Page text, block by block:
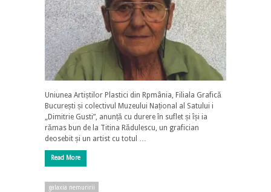
Uniunea Artiștilor Plastici din Rpmânia, Filiala Grafică
București și colectivul Muzeului Național al Satului i
„Dimitrie Gusti”, anunță cu durere în suflet și își ia
rămas bun de la Titina Rădulescu, un grafician
deosebit și un artist cu totul …
Read More
galaxia nemuririi